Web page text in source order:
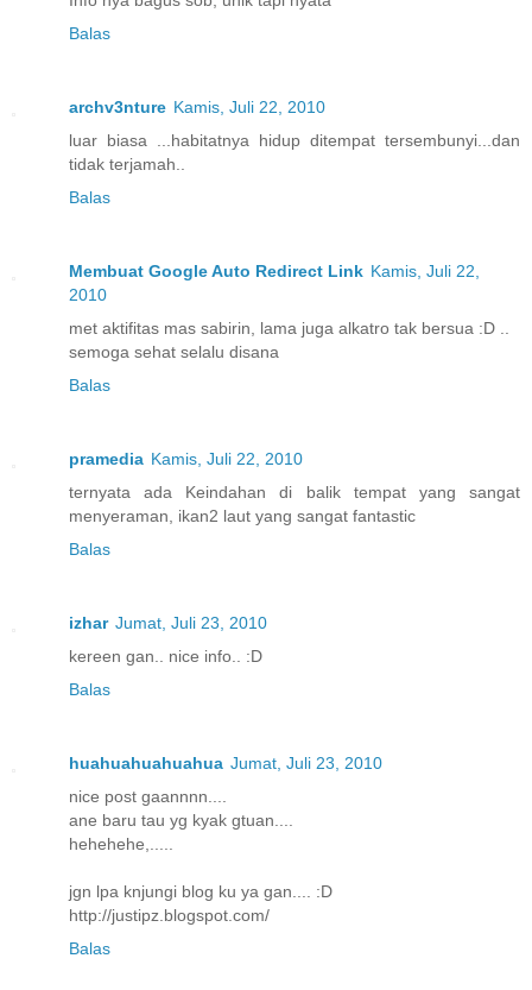
Balas
archv3nture Kamis, Juli 22, 2010
luar biasa ...habitatnya hidup ditempat tersembunyi...dan
tidak terjamah..
Balas
Membuat Google Auto Redirect Link Kamis, Juli 22,
2010
met aktifitas mas sabirin, lama juga alkatro tak bersua :D ..
semoga sehat selalu disana
Balas
pramedia Kamis, Juli 22, 2010
ternyata ada Keindahan di balik tempat yang sangat
menyeraman, ikan2 laut yang sangat fantastic
Balas
izhar Jumat, Juli 23, 2010
kereen gan.. nice info.. :D
Balas
huahuahuahuahua Jumat, Juli 23, 2010
nice post gaannnn....
ane baru tau yg kyak gtuan....
hehehehe,.....
jgn lpa knjungi blog ku ya gan.... :D
http://justipz.blogspot.com/
Balas